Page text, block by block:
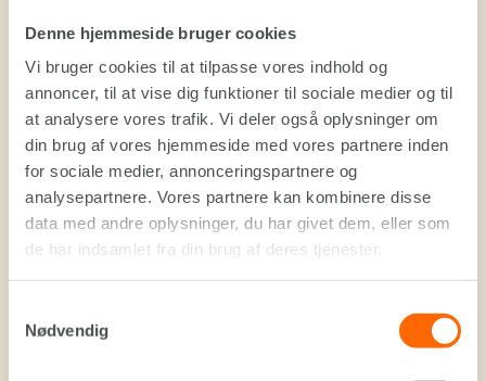
Denne hjemmeside bruger cookies
Vi bruger cookies til at tilpasse vores indhold og
annoncer, til at vise dig funktioner til sociale medier og til
at analysere vores trafik. Vi deler også oplysninger om
din brug af vores hjemmeside med vores partnere inden
for sociale medier, annonceringspartnere og
analysepartnere. Vores partnere kan kombinere disse
data med andre oplysninger, du har givet dem, eller som
de har indsamlet fra din brug af deres tjenester.
Nødvendig
Restaurant
GOD MAD, FORNUFTIGE PRISER
Nyd lækre sæsonretter på buffet i hyggelige omgivelser – eller
lad os danne rammen om din næste fest.
Besøg Restaurant Slettestrand